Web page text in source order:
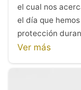
el cual nos
el día que
protección
Ver más